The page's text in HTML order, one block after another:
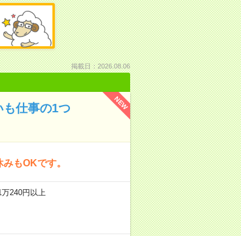
掲載日：2026.08.06
NEW
も仕事の1つ
もOKです。
240円以上